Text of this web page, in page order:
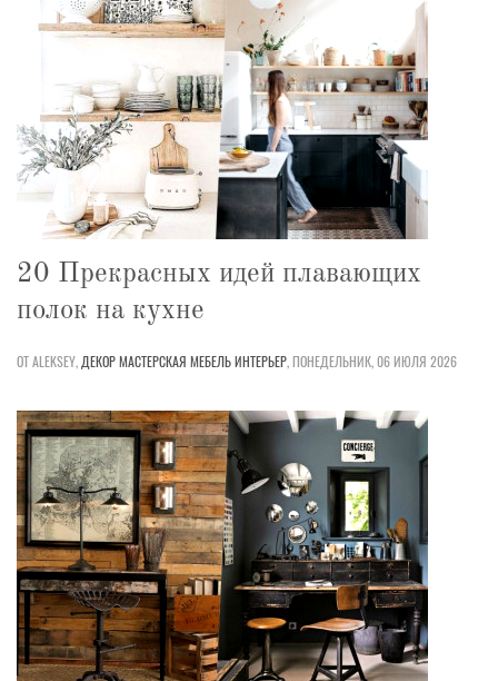
20 Прекрасных идей плавающих
полок на кухне
ОТ ALEKSEY, ДЕКОРМАСТЕРСКАЯ МЕБЕЛЬИНТЕРЬЕР,ПОНЕДЕЛЬНИК, 06 ИЮЛЯ 2026